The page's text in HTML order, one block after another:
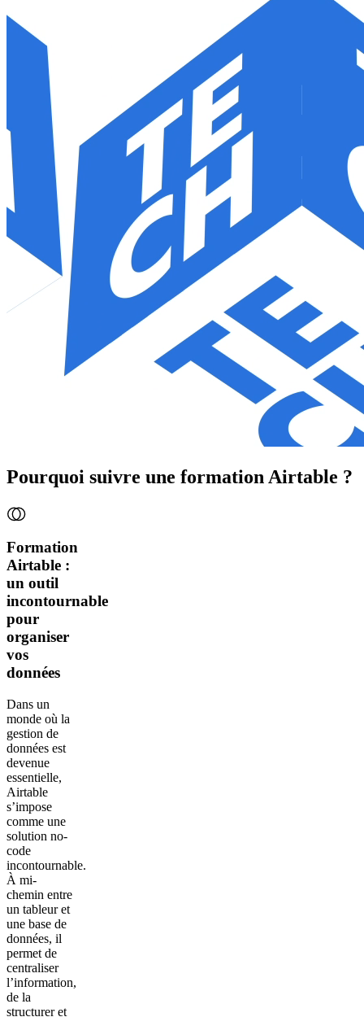
Pourquoi suivre une formation Airtable ?
Formation
Airtable :
un outil
incontournable
pour
organiser
vos
données
Dans un
monde où la
gestion de
données est
devenue
essentielle,
Airtable
s’impose
comme une
solution no-
code
incontournable.
À mi-
chemin entre
un tableur et
une base de
données, il
permet de
centraliser
l’information,
de la
structurer et